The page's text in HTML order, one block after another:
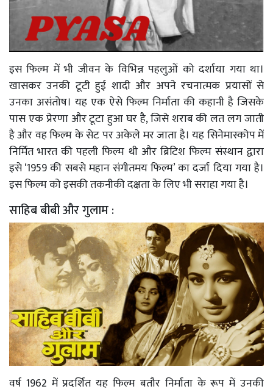
इस फिल्म में भी जीवन के विभिन्न पहलुओं को दर्शाया गया था।
खासकर उनकी टूटी हुई शादी और अपने रचनात्मक प्रयासों से
उनका असंतोष। यह एक ऐसे फिल्म निर्माता की कहानी है जिसके
पास एक प्रेरणा और टूटा हुआ घर है, जिसे शराब की लत लग जाती
है और वह फिल्म के सेट पर अकेले मर जाता है। यह सिनेमास्कोप में
निर्मित भारत की पहली फिल्म थी और ब्रिटिश फिल्म संस्थान द्वारा
इसे ‘1959 की सबसे महान संगीतमय फिल्म’ का दर्जा दिया गया है।
इस फिल्म को इसकी तकनीकी दक्षता के लिए भी सराहा गया है।
साहिब बीबी और गुलाम :
वर्ष 1962 में प्रदर्शित यह फिल्म बतौर निर्माता के रूप में उनकी